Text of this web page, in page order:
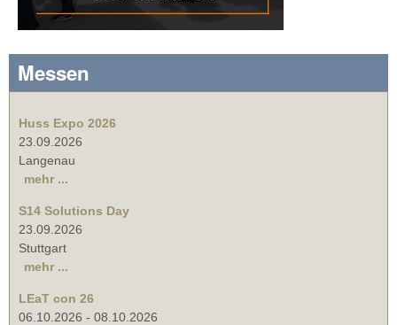
Messen
Huss Expo 2026
23.09.2026
Langenau
mehr ...
S14 Solutions Day
23.09.2026
Stuttgart
mehr ...
LEaT con 26
06.10.2026 - 08.10.2026